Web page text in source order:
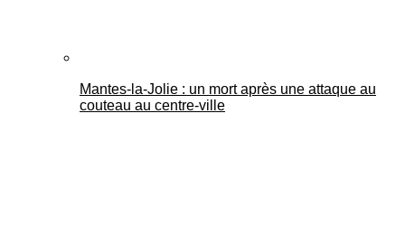
Mantes-la-Jolie : un mort après une attaque au
couteau au centre-ville